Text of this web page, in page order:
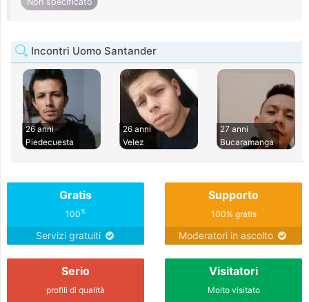
Incontri Uomo Santander
26 anni
Piedecuesta
26 anni
Velez
27 anni
Bucaramanga
Gratis
100%
Servizi gratuiti
Supporto
100% gratis
Moderatori in ascolto
Serio
profili di qualità
Visitatori
Molto visitato